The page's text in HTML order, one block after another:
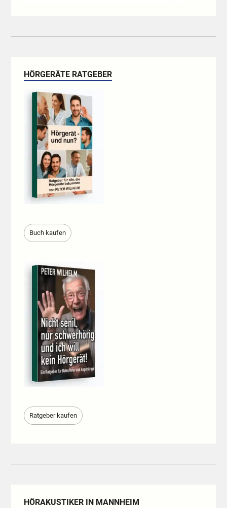
HÖRGERÄTE RATGEBER
Buch kaufen
Ratgeber kaufen
HÖRAKUSTIKER IN MANNHEIM